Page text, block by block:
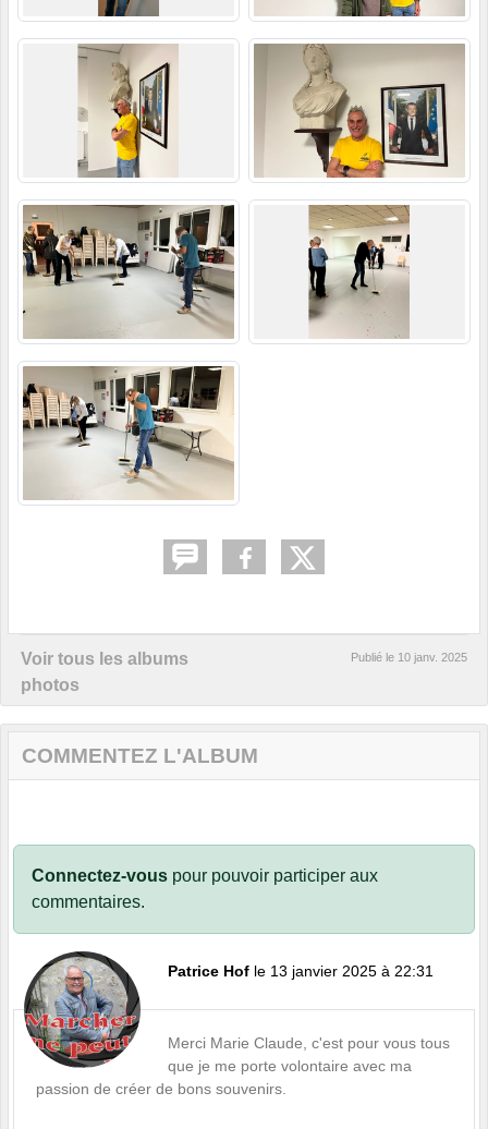
Voir tous les albums
photos
Publié le 10 janv. 2025
COMMENTEZ L'ALBUM
Connectez-vous pour pouvoir participer aux
commentaires.
Patrice Hof le 13 janvier 2025 à 22:31
Merci Marie Claude, c'est pour vous tous
que je me porte volontaire avec ma
passion de créer de bons souvenirs.